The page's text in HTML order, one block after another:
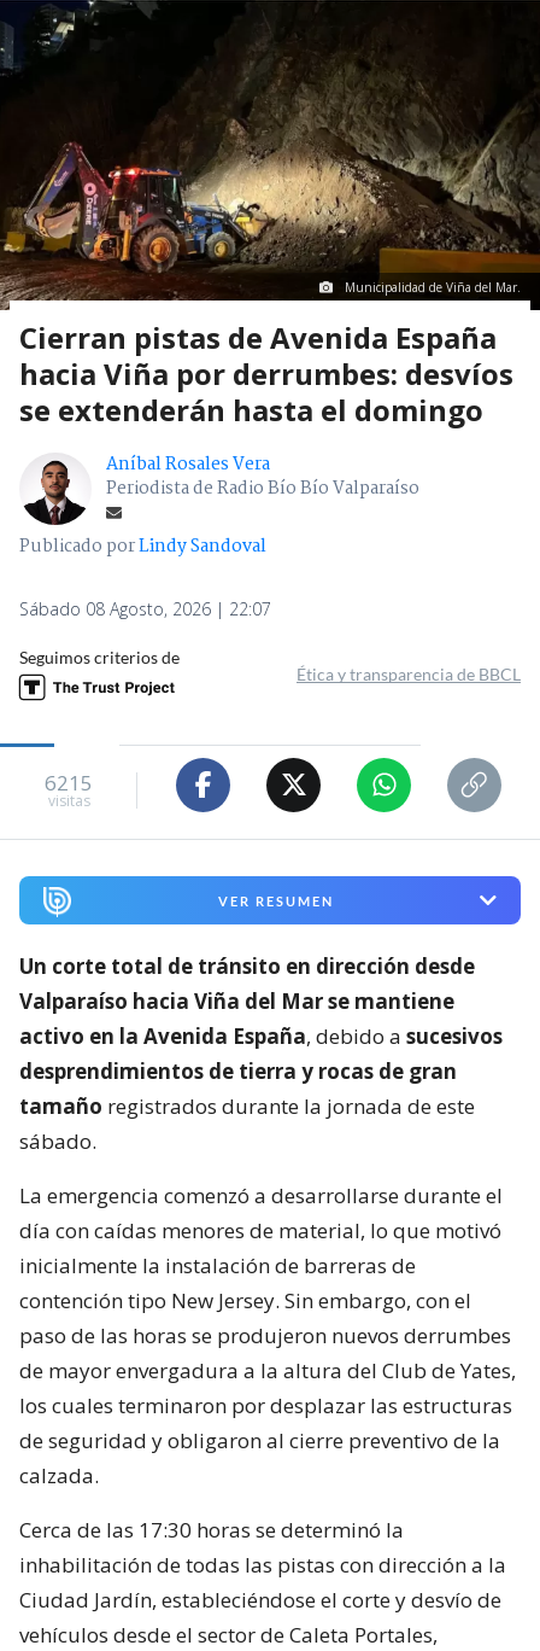
Municipalidad de Viña del Mar.
Cierran pistas de Avenida España
hacia Viña por derrumbes: desvíos
se extenderán hasta el domingo
Aníbal Rosales Vera
Periodista de Radio Bío Bío Valparaíso
Publicado porLindy Sandoval
Sábado 08 Agosto, 2026 | 22:07
Seguimos criterios de
Ética y transparencia de BBCL
6215
visitas
VER RESUMEN
Un corte total de tránsito en dirección desde
Valparaíso hacia Viña del Mar se mantiene
activo en la Avenida España, debido a sucesivos
desprendimientos de tierra y rocas de gran
tamaño registrados durante la jornada de este
sábado.
La emergencia comenzó a desarrollarse durante el
día con caídas menores de material, lo que motivó
inicialmente la instalación de barreras de
contención tipo New Jersey. Sin embargo, con el
paso de las horas se produjeron nuevos derrumbes
de mayor envergadura a la altura del Club de Yates,
los cuales terminaron por desplazar las estructuras
de seguridad y obligaron al cierre preventivo de la
calzada.
Cerca de las 17:30 horas se determinó la
inhabilitación de todas las pistas con dirección a la
Ciudad Jardín, estableciéndose el corte y desvío de
vehículos desde el sector de Caleta Portales,